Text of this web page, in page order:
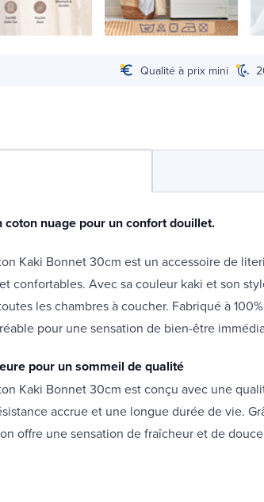
Qualité à prix mini
coton nuage pour un confort douillet.
Kaki Bonnet 30cm est un accessoire de
confortables. Avec sa couleur kaki et son
les chambres à coucher. Fabriqué à
pour une sensation de bien-être
pour un sommeil de qualité
Kaki Bonnet 30cm est conçu avec une
accrue et une longue durée de vie.
offre une sensation de fraîcheur et de